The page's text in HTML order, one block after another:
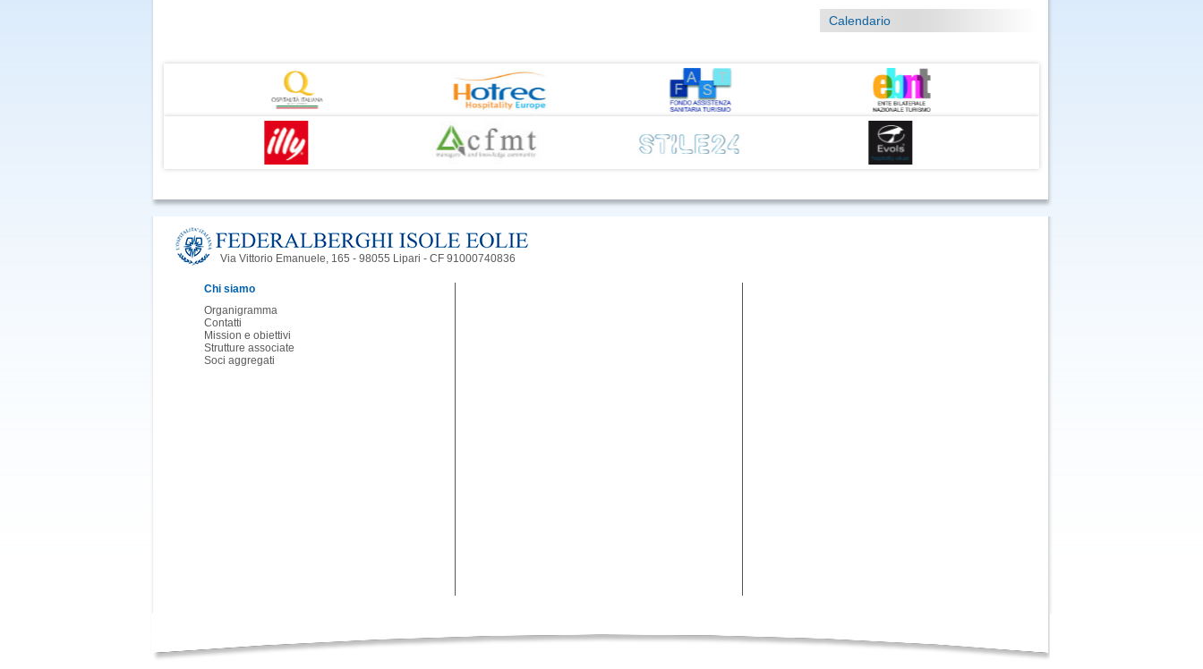
Calendario
Via Vittorio Emanuele, 165 - 98055 Lipari - CF 91000740836
Chi siamo
Organigramma
Contatti
Mission e obiettivi
Strutture associate
Soci aggregati